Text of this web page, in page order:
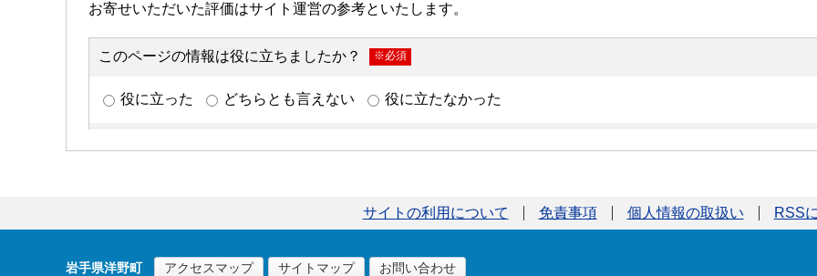
サイトの利用について 免責事項 個人情報の取扱い RSS
岩手県洋野町 アクセスマップ サイトマップ
お問い合わせ